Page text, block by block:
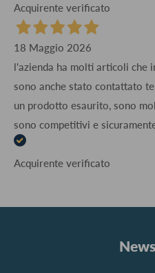
Acquirente verificato
18 Maggio 2026
l'azienda ha molti articoli che
sono anche stato contattato
un prodotto esaurito, sono
sono competitivi e
Acquirente verificato